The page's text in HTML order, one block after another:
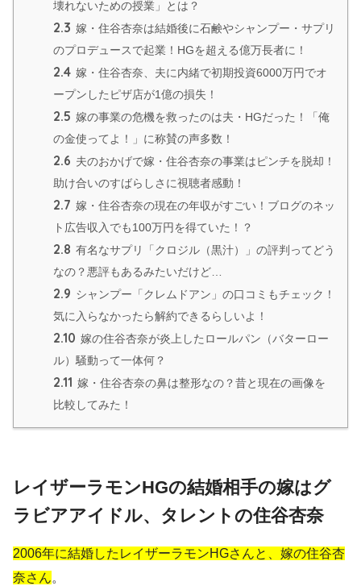
壊れないための授業」とは？
2.3 嫁・住谷杏奈は結婚後に石鹸やシャンプー・サプリ
のプロデュースで起業！HGを超える億万長者に！
2.4 嫁・住谷杏奈、夫に内緒で初期投資6000万円でオ
ープンしたピザ店が1億の損失！
2.5 嫁の事業の危機を救ったのは夫・HGだった！「俺
の金使ってよ！」に称賛の声多数！
2.6 夫のおかげで嫁・住谷杏奈の事業はピンチを脱却！
助け合いのすばらしさに視聴者感動！
2.7 嫁・住谷杏奈の現在の年収がすごい！ブログのネッ
ト広告収入でも100万円を得ていた！？
2.8 有名なサプリ「クロジル（黒汁）」の評判ってどう
なの？悪評もあるみたいだけど…
2.9 シャンプー「クレムドアン」の口コミもチェック！
気に入らなかったら解約できるらしいよ！
2.10 嫁の住谷杏奈が炎上したロールパン（バターロー
ル）騒動って一体何？
2.11 嫁・住谷杏奈の鼻は整形なの？昔と現在の画像を
比較してみた！
レイザーラモンHGの結婚相手の嫁はグ
ラビアアイドル、タレントの住谷杏奈
2006年に結婚したレイザーラモンHGさんと、嫁の住谷杏
奈さん。